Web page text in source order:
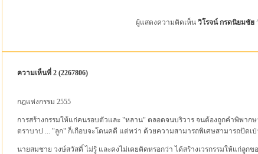
ผู้แสดงความคิดเห็น วิโรจน์ กรดนิยมชัย
ความเห็นที่ 2 (2267806)
กฎแห่งกรรม 2555
การสร้างกรรมให้แก่คนรอบตัวและ "หลาน" ตลอดจนบริวาร จนต้องถูกคำพิพา
ตราบาป ... "ลูก" ก็เกือบจะโดนคดี แต่ทว่า ด้วยความสามารถพิเศษสามารถปัดเ
นายสมชาย วงษ์สวัสดิ์ ไม่รู้ และคงไม่เคยคิดหรอกว่า ได้สร้างเวรกรรมให้แก่ลูกข